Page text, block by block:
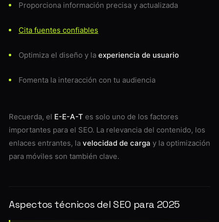
Proporciona información precisa y actualizada
Cita fuentes confiables
Optimiza el diseño y la experiencia de usuario
Fomenta la interacción con tu audiencia
Recuerda, el E-E-A-T es solo uno de los factores
importantes para el SEO. La relevancia del contenido, los
enlaces entrantes, la velocidad de carga y la optimización
para móviles son también clave.
Aspectos técnicos del SEO para 2025